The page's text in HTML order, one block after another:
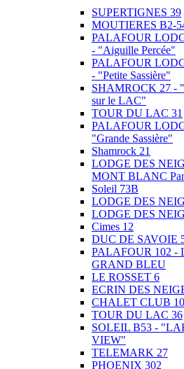
SUPERTIGNES 39
MOUTIERES B2-
PALAFOUR
- "Aiguille Percée"
PALAFOUR
- "Petite Sassière"
SHAMROCK 27 -
sur le LAC"
TOUR DU LAC 31
PALAFOUR
"Grande Sassière"
Shamrock 21
LODGE DES
MONT BLANC
Soleil 73B
LODGE DES
LODGE DES
Cimes 12
DUC DE SAVOIE
PALAFOUR 102 -
GRAND BLEU
LE ROSSET 6
ECRIN DES
CHALET CLUB
TOUR DU LAC 36
SOLEIL B53 -
VIEW"
TELEMARK 27
PHOENIX 302